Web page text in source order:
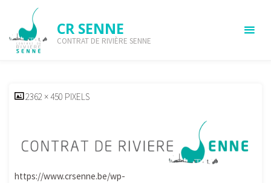
content
CR SENNE
CONTRAT DE RIVIÈRE SENNE
cropped-bandeau-1.png
FULL2362 × 450 PIXELS
https://www.crsenne.be/wp-